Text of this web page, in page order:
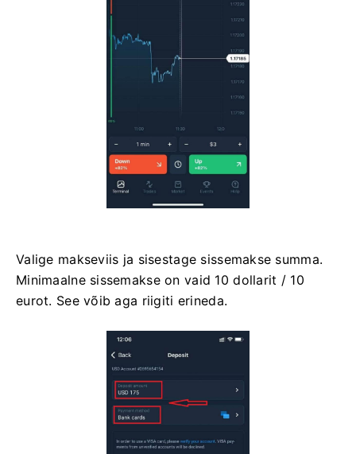
Valige makseviis ja sisestage sissemakse summa.
Minimaalne sissemakse on vaid 10 dollarit / 10
eurot. See võib aga riigiti erineda.